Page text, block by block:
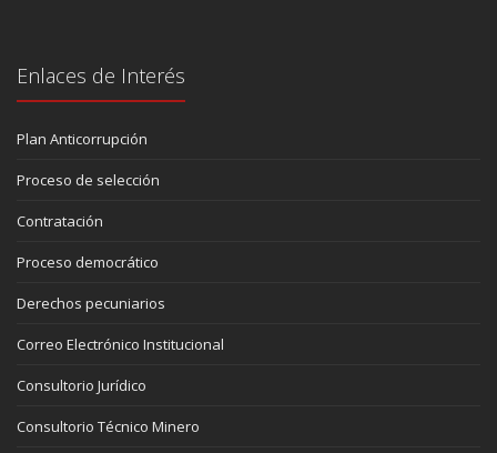
Enlaces de Interés
Plan Anticorrupción
Proceso de selección
Contratación
Proceso democrático
Derechos pecuniarios
Correo Electrónico Institucional
Consultorio Jurídico
Consultorio Técnico Minero